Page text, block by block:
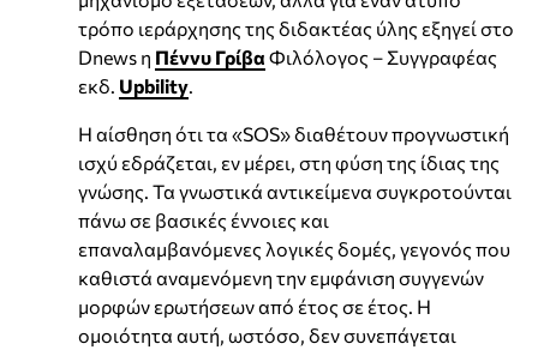
τρόπο ιεράρχησης της διδακτέας ύλης εξηγεί στο
Dnews η Πέννυ Γρίβα Φιλόλογος – Συγγραφέας
εκδ. Upbility
Η αίσθηση ότι τα «SOS» διαθέτουν προγνωστική
ισχύ εδράζεται, εν μέρει, στη φύση της ίδιας της
γνώσης. Τα γνωστικά αντικείμενα συγκροτούνται
πάνω σε βασικές έννοιες και
επαναλαμβανόμενες λογικές δομές, γεγονός που
καθιστά αναμενόμενη την εμφάνιση συγγενών
μορφών ερωτήσεων από έτος σε έτος. Η
ομοιότητα αυτή, ωστόσο, δεν συνεπάγεται